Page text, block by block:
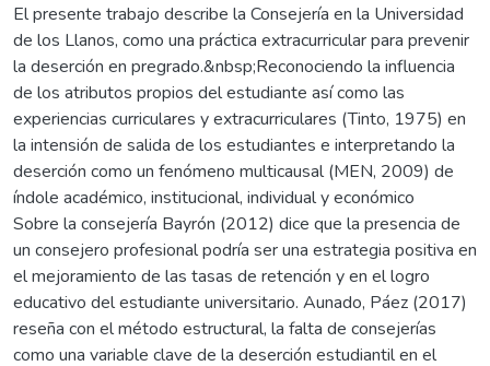
El presente trabajo describe la Consejería en la Universidad
de los Llanos, como una práctica extracurricular para prevenir
la deserción en pregrado.&nbsp;Reconociendo la influencia
de los atributos propios del estudiante así como las
experiencias curriculares y extracurriculares (Tinto, 1975) en
la intensión de salida de los estudiantes e interpretando la
deserción como un fenómeno multicausal (MEN, 2009) de
índole académico, institucional, individual y económico
Sobre la consejería Bayrón (2012) dice que la presencia de
un consejero profesional podría ser una estrategia positiva en
el mejoramiento de las tasas de retención y en el logro
educativo del estudiante universitario. Aunado, Páez (2017)
reseña con el método estructural, la falta de consejerías
como una variable clave de la deserción estudiantil en el